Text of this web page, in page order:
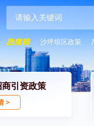
沙坪坝区政策
引资政策
>